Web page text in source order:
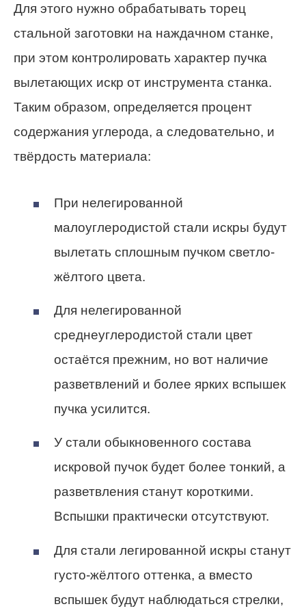
Для этого нужно обрабатывать торец
стальной заготовки на наждачном станке,
при этом контролировать характер пучка
вылетающих искр от инструмента станка.
Таким образом, определяется процент
содержания углерода, а следовательно, и
твёрдость материала:
При нелегированной
малоуглеродистой стали искры будут
вылетать сплошным пучком светло-
жёлтого цвета.
Для нелегированной
среднеуглеродистой стали цвет
остаётся прежним, но вот наличие
разветвлений и более ярких вспышек
пучка усилится.
У стали обыкновенного состава
искровой пучок будет более тонкий, а
разветвления станут короткими.
Вспышки практически отсутствуют.
Для стали легированной искры станут
густо-жёлтого оттенка, а вместо
вспышек будут наблюдаться стрелки,